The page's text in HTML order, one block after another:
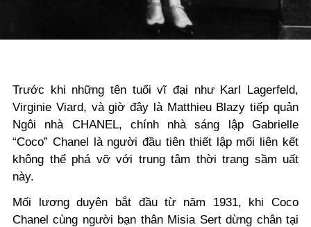
Trước khi những tên tuổi vĩ đại như Karl Lagerfeld,
Virginie Viard, và giờ đây là Matthieu Blazy tiếp quản
Ngôi nhà CHANEL, chính nhà sáng lập Gabrielle
“Coco” Chanel là người đầu tiên thiết lập mối liên kết
không thể phá vỡ với trung tâm thời trang sầm uất
này.
Mối lương duyên bắt đầu từ năm 1931, khi Coco
Chanel cùng người bạn thân Misia Sert dừng chân tại